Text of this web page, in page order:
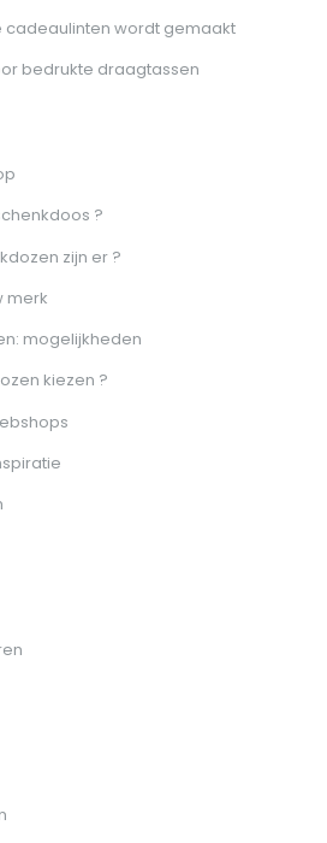
cadeaulinten wordt gemaakt
bedrukte draagtassen
?
zijn er ?
merk
mogelijkheden
kiezen ?